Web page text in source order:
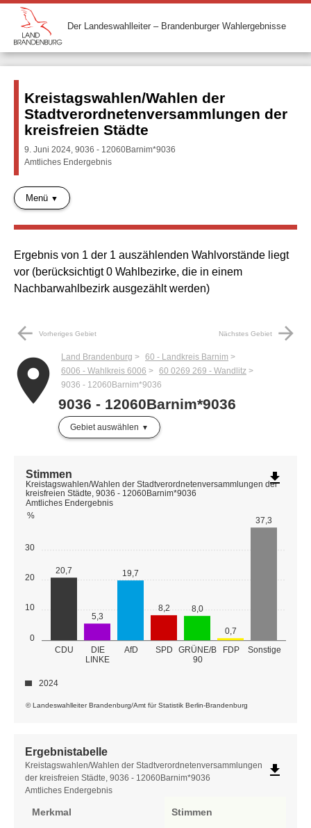
Der Landeswahlleiter – Brandenburger Wahlergebnisse
Kreistagswahlen/Wahlen der
Stadtverordnetenversammlungen der
kreisfreien Städte
9. Juni 2024, 9036 - 12060Barnim*9036
Amtliches Endergebnis
Menü
Ergebnis von 1 der 1 auszählenden Wahlvorstände liegt
vor (berücksichtigt 0 Wahlbezirke, die in einem
Nachbarwahlbezirk ausgezählt werden)
arrow_back Vorheriges Gebiet Nächstes Gebiet arrow_forward
place Land Brandenburg
60 - Landkreis Barnim
6006 - Wahlkreis 6006
60 0269 269 - Wandlitz
9036 - 12060Barnim*9036
9036 - 12060Barnim*9036
Gebiet auswählen
0
10
20
30
%
CDU
DIE
LINKE
AfD SPD GRÜNE/B
90
FDP Sonstige
20,7
5,3
19,7
8,2 8,0
0,7
37,3
© Landeswahlleiter Brandenburg/Amt für Statistik Berlin-Brandenburg
Stimmen
Kreistagswahlen/Wahlen der Stadtverordnetenversammlungen der
kreisfreien Städte, 9036 - 12060Barnim*9036
Amtliches Endergebnis
2024
file_download
Ergebnistabelle
Ergebnistabelle
Kreistagswahlen/Wahlen der Stadtverordnetenversammlungen
der kreisfreien Städte, 9036 - 12060Barnim*9036
Amtliches Endergebnis
file_download
Merkmal Stimmen